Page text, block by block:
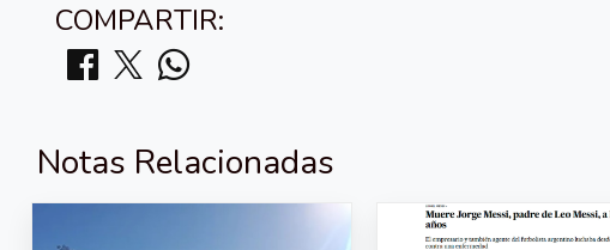
COMPARTIR:
Notas Relacionadas